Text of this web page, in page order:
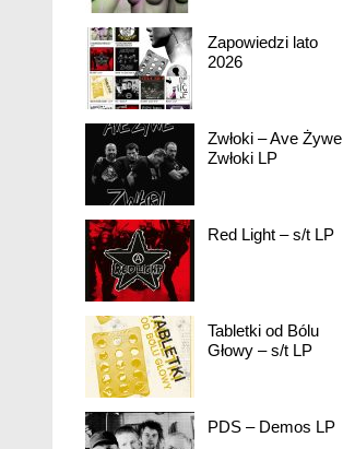
Zapowiedzi lato
2026
Zwłoki – Ave Żywe
Zwłoki LP
Red Light – s/t LP
Tabletki od Bólu
Głowy – s/t LP
PDS – Demos LP